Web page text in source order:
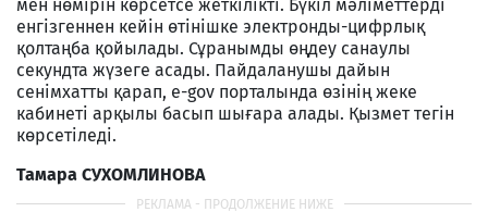
мен нөмірін көрсетсе жеткілікті. Бүкіл мәліметтерді
енгізгеннен кейін өтінішке электронды-цифрлық
қолтаңба қойылады. Сұранымды өңдеу санаулы
секундта жүзеге асады. Пайдаланушы дайын
сенімхатты қарап, e-gov порталында өзінің жеке
кабинеті арқылы басып шығара алады. Қызмет тегін
көрсетіледі.
Тамара СУХОМЛИНОВА